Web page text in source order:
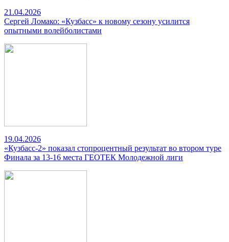
21.04.2026
Сергей Ломако: «Кузбасс» к новому сезону усилится
опытными волейболистами
19.04.2026
«Кузбасс-2» показал стопроцентный результат во втором туре
Финала за 13-16 места ГЕОТЕК Молодежной лиги